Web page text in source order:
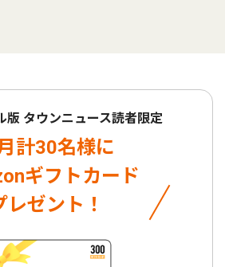
版 タウンニュース読者限定
計30名様に
ギフトカード
レゼント！